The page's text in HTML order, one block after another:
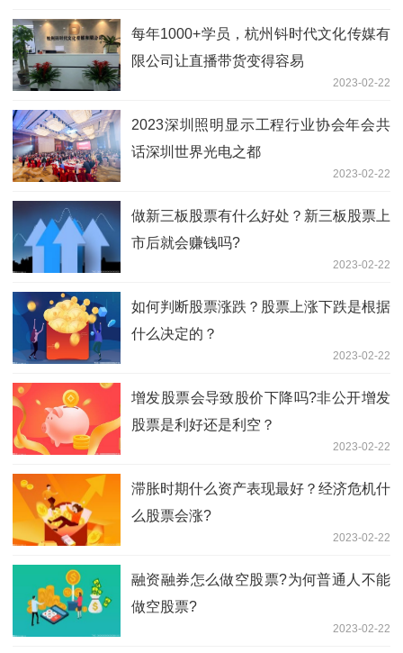
每年1000+学员，杭州钭时代文化传媒有
限公司让直播带货变得容易
2023-02-22
2023深圳照明显示工程行业协会年会共
话深圳世界光电之都
2023-02-22
做新三板股票有什么好处？新三板股票上
市后就会赚钱吗?
2023-02-22
如何判断股票涨跌？股票上涨下跌是根据
什么决定的？
2023-02-22
增发股票会导致股价下降吗?非公开增发
股票是利好还是利空？
2023-02-22
滞胀时期什么资产表现最好？经济危机什
么股票会涨?
2023-02-22
融资融券怎么做空股票?为何普通人不能
做空股票?
2023-02-22